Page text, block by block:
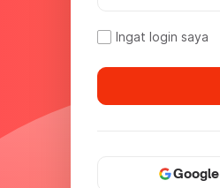
Ingat login saya
Google